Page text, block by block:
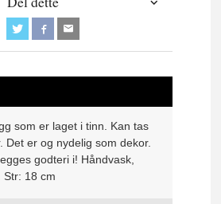
som er laget i tinn. Kan tas
Det er og nydelig som dekor.
godteri i! Håndvask,
Str: 18 cm